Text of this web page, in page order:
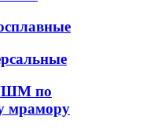
по
мрамору